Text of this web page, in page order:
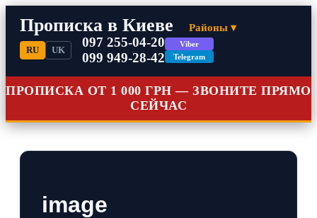
Прописка в Киеве Районы ▾
RU UK
097 255-04-20
099 949-28-42
Viber
Telegram
ПРОПИСКА ОТ 1 000 ГРН — ЗВОНИТЕ ПРЯМО
СЕЙЧАС
image